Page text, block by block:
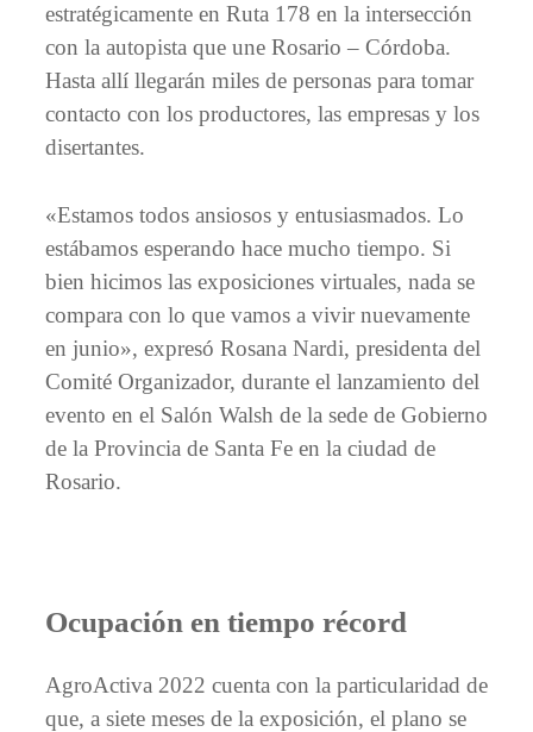
estratégicamente en Ruta 178 en la intersección
con la autopista que une Rosario – Córdoba.
Hasta allí llegarán miles de personas para tomar
contacto con los productores, las empresas y los
disertantes.
«Estamos todos ansiosos y entusiasmados. Lo
estábamos esperando hace mucho tiempo. Si
bien hicimos las exposiciones virtuales, nada se
compara con lo que vamos a vivir nuevamente
en junio», expresó Rosana Nardi, presidenta del
Comité Organizador, durante el lanzamiento del
evento en el Salón Walsh de la sede de Gobierno
de la Provincia de Santa Fe en la ciudad de
Rosario.
Ocupación en tiempo récord
AgroActiva 2022 cuenta con la particularidad de
que, a siete meses de la exposición, el plano se